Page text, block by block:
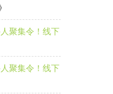
聚集令！线下
聚集令！线下